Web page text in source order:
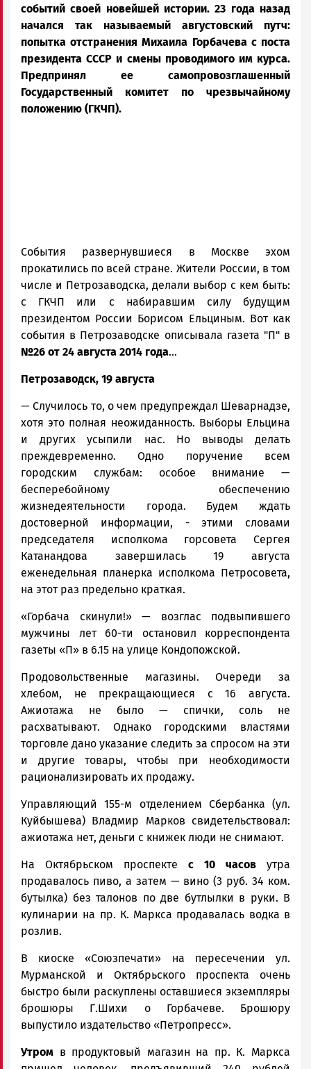
|
Петрозаводск
ГОВОРИТ
событий своей новейшей истории. 23 года назад
начался так называемый августовский путч:
попытка отстранения Михаила Горбачева с поста
президента СССР и смены проводимого им курса.
Предпринял ее самопровозглашенный
Государственный комитет по чрезвычайному
положению (ГКЧП).
События развернувшиеся в Москве эхом
прокатились по всей стране. Жители России, в том
числе и Петрозаводска, делали выбор с кем быть:
с ГКЧП или с набиравшим силу будущим
президентом России Борисом Ельциным. Вот как
события в Петрозаводске описывала газета "П" в
№26 от 24 августа 2014 года...
Петрозаводск, 19 августа
— Случилось то, о чем предупреждал Шеварнадзе,
хотя это полная неожиданность. Выборы Ельцина
и других усыпили нас. Но выводы делать
преждевременно. Одно поручение всем
городским службам: особое внимание —
бесперебойному обеспечению
жизнедеятельности города. Будем ждать
достоверной информации, - этими словами
председателя исполкома горсовета Сергея
Катанандова завершилась 19 августа
еженедельная планерка исполкома Петросовета,
на этот раз предельно краткая.
«Горбача скинули!» — возглас подвыпившего
мужчины лет 60-ти остановил корреспондента
газеты «П» в 6.15 на улице Кондопожской.
Продовольственные магазины. Очереди за
хлебом, не прекращающиеся с 16 августа.
Ажиотажа не было — спички, соль не
расхватывают. Однако городскими властями
торговле дано указание следить за спросом на эти
и другие товары, чтобы при необходимости
рационализировать их продажу.
Управляющий 155-м отделением Сбербанка (ул.
Куйбышева) Владмир Марков свидетельствовал:
ажиотажа нет, деньги с книжек люди не снимают.
На Октябрьском проспекте с 10 часов утра
продавалось пиво, а затем — вино (3 руб. 34 ком.
бутылка) без талонов по две бутлылки в руки. В
кулинарии на пр. К. Маркса продавалась водка в
розлив.
В киоске «Союзпечати» на пересечении ул.
Мурманской и Октябрьского проспекта очень
быстро были раскуплены оставшиеся экземпляры
брошюры Г.Шихи о Горбачеве. Брошюру
выпустило издательство «Петропресс».
Утром в продуктовый магазин на пр. К. Маркса